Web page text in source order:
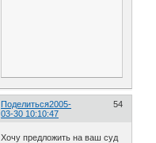
Поделиться 54
2005-
03-30 10:10:47
Хочу предложить на ваш суд